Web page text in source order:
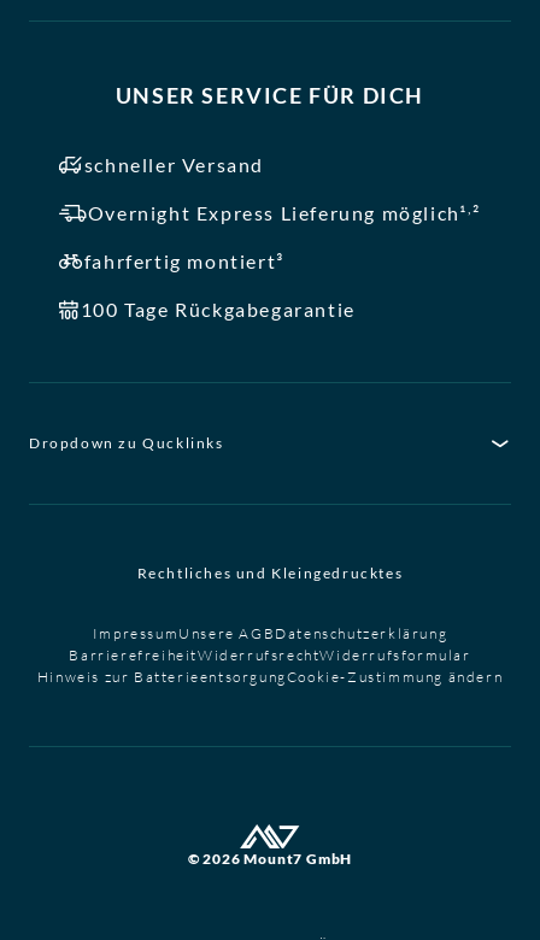
UNSER SERVICE FÜR DICH
schneller Versand
Overnight Express Lieferung möglich¹,²
fahrfertig montiert³
100 Tage Rückgabegarantie
Dropdown zu Qucklinks
Rechtliches und Kleingedrucktes
Impressum Unsere AGB Datenschutzerklärung
BarrierefreiheitWiderrufsrechtWiderrufsformular
Hinweis zur BatterieentsorgungCookie-Zustimmung ändern
© 2026 Mount7 GmbH